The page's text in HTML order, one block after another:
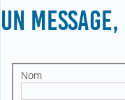
UN
Nom